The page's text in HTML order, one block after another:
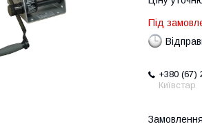
Під
+380 (67)
Київстар